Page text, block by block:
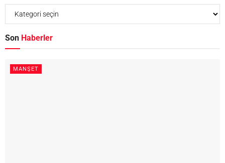
Son Haberler
MANŞET